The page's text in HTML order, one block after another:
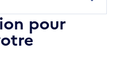
pour